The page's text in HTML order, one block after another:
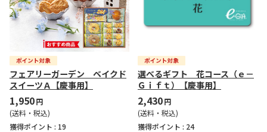
フェアリーガーデン ベイクド
スイーツＡ【慶事用】
1,950円
(送料・税込)
獲得ポイント : 19
選べるギフト 花コース（ｅ－
Ｇｉｆｔ）【慶事用】
2,430円
(送料・税込)
獲得ポイント : 24